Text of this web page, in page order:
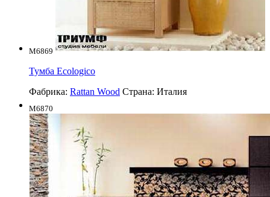
M6869
Тумба Ecologico
Фабрика: Rattan Wood Страна: Италия
M6870